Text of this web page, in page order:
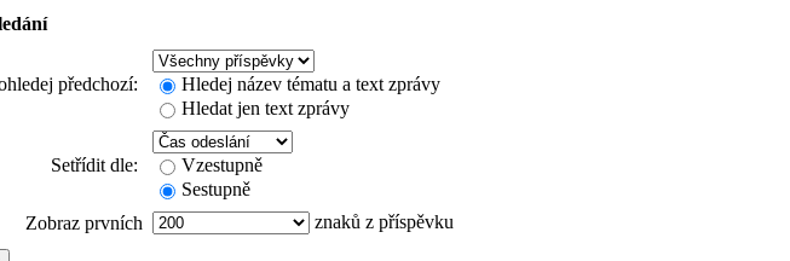
předchozí:
Hledej název tématu a text zprávy
Hledat jen text zprávy
Setřídit dle:
Vzestupně
Sestupně
Zobraz prvních znaků z příspěvku